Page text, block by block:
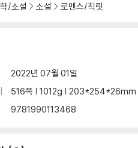
/소설 소설 로맨스/칙릿
2022년 07월 01일
516쪽 | 1012g | 203*254*26mm
9781990113468